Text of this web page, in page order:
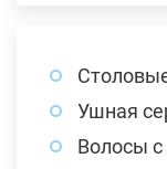
Ушная
Волосы